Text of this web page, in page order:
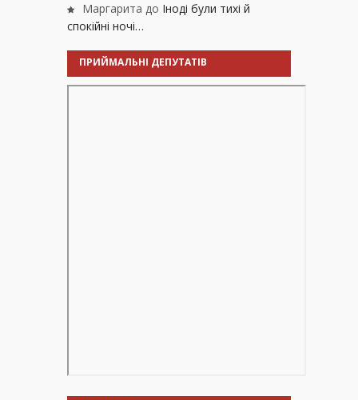
Маргарита до Іноді були тихі й
спокійні ночі…
ПРИЙМАЛЬНІ ДЕПУТАТІВ